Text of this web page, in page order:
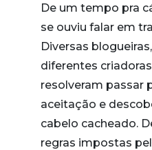
De um tempo pra
se ouviu falar em
Diversas
diferentes
resolveram passar
aceitação e
cabelo cacheado.
regras impostas